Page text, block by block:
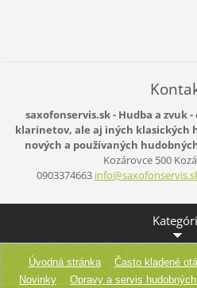
saxofonservis.sk - Hudba a zvuk
klarinetov, ale aj iných klasických
nových a používaných
Kozárovce 500
0903374663
Úvodná stránka Často kladené
Novinky
Opravy a servis